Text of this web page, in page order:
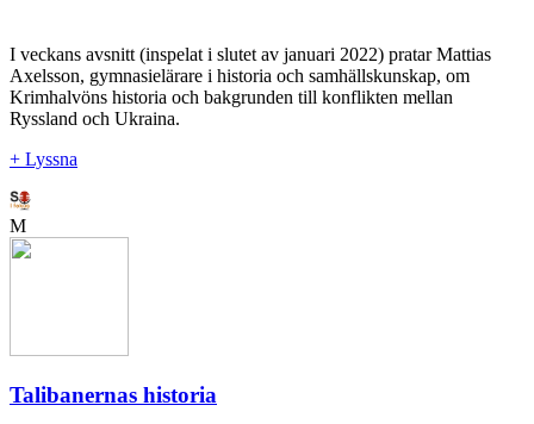
I veckans avsnitt (inspelat i slutet av januari 2022) pratar Mattias
Axelsson, gymnasielärare i historia och samhällskunskap, om
Krimhalvöns historia och bakgrunden till konflikten mellan
Ryssland och Ukraina.
+ Lyssna
M
Talibanernas historia